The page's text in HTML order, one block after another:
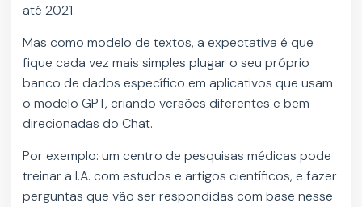
até 2021.
Mas como modelo de textos, a expectativa é que
fique cada vez mais simples plugar o seu próprio
banco de dados específico em aplicativos que usam
o modelo GPT, criando versões diferentes e bem
direcionadas do Chat.
Por exemplo: um centro de pesquisas médicas pode
treinar a I.A. com estudos e artigos científicos, e fazer
perguntas que vão ser respondidas com base nesse